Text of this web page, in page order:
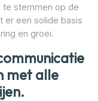
te stemmen op de
er een solide basis
en groei.
met alle